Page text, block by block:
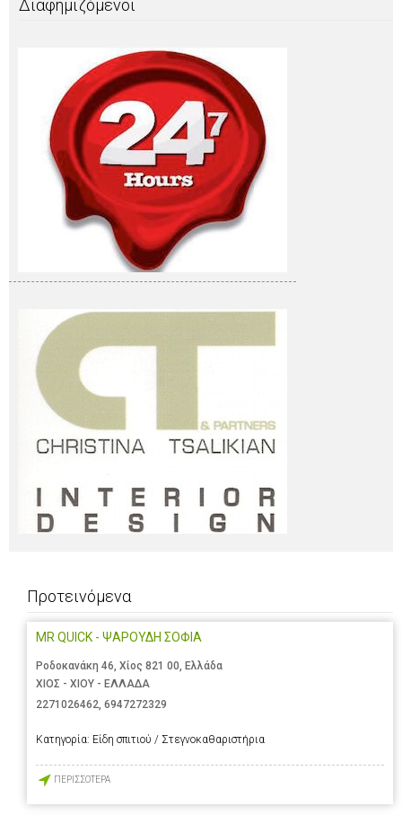
Διαφημιζόμενοι
Προτεινόμενα
MR QUICK - ΨΑΡΟΥΔΗ ΣΟΦΙΑ
Ροδοκανάκη 46, Χίος 821 00, Ελλάδα
ΧΙΟΣ - ΧΙΟΥ - ΕΛΛΑΔΑ
2271026462, 6947272329
Κατηγορία: Είδη σπιτιού / Στεγνοκαθαριστήρια
ΠΕΡΙΣΣΟΤΕΡΑ